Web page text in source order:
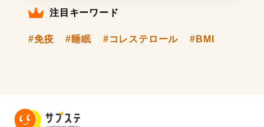
注目キーワード
#免疫 #睡眠 #コレステロール #BMI